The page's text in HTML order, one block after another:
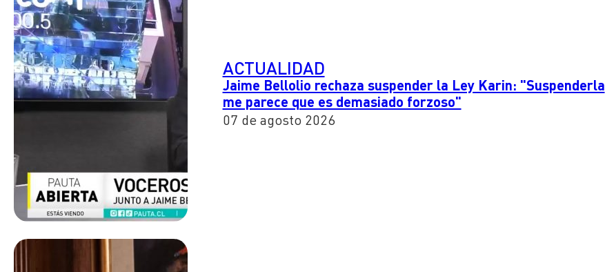
ACTUALIDAD
Jaime Bellolio rechaza suspender la Ley Karin: "Suspenderla
me parece que es demasiado forzoso"
07 de agosto 2026